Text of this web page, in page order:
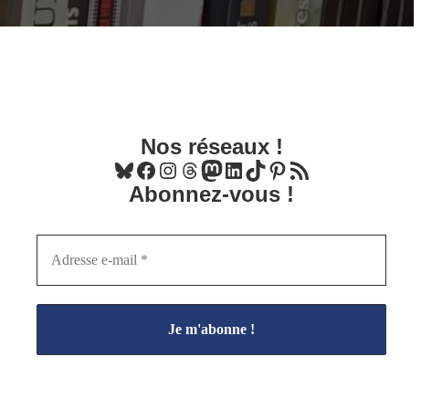
Nos réseaux !
Bluesky Facebook Instagram Threads Mastodon LinkedIn TikTok Pinterest
Flux RSS
Abonnez-vous !